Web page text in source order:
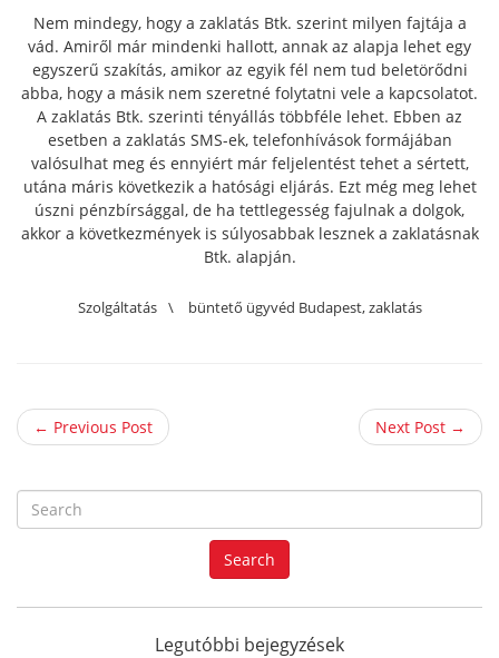
Nem mindegy, hogy a zaklatás Btk. szerint milyen fajtája a
vád. Amiről már mindenki hallott, annak az alapja lehet egy
egyszerű szakítás, amikor az egyik fél nem tud beletörődni
abba, hogy a másik nem szeretné folytatni vele a kapcsolatot.
A zaklatás Btk. szerinti tényállás többféle lehet. Ebben az
esetben a zaklatás SMS-ek, telefonhívások formájában
valósulhat meg és ennyiért már feljelentést tehet a sértett,
utána máris következik a hatósági eljárás. Ezt még meg lehet
úszni pénzbírsággal, de ha tettlegesség fajulnak a dolgok,
akkor a következmények is súlyosabbak lesznek a zaklatásnak
Btk. alapján.
Szolgáltatás \ büntető ügyvéd Budapest,zaklatás
← Previous Post Next Post →
e
a
r
f
Search
Legutóbbi bejegyzések